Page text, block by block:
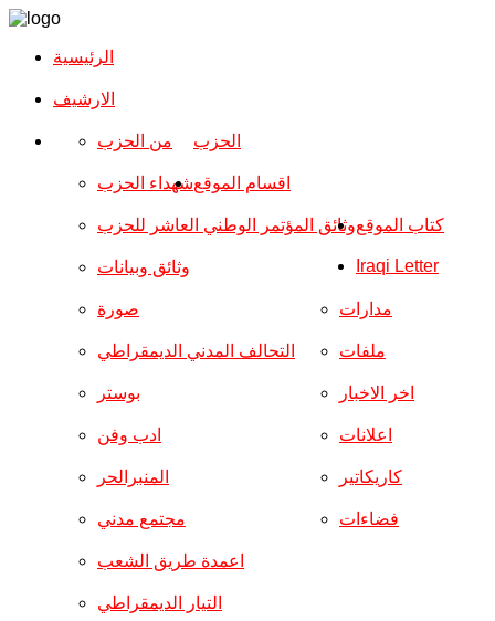
الرئيسية
الارشیف
الحزب من الحزب
شهداء الحزب
وثائق المؤتمر الوطني العاشر للحزب
وثائق وبيانات
اقسام الموقع
صورة
التحالف المدني الديمقراطي
بوستر
ادب وفن
المنبرالحر
مجتمع مدني
مدارات
ملفات
اخر الاخبار
اعلانات
كاريكاتير
فضاءات
اعمدة طريق الشعب
التيار الديمقراطي
كتاب الموقع
Iraqi Letter